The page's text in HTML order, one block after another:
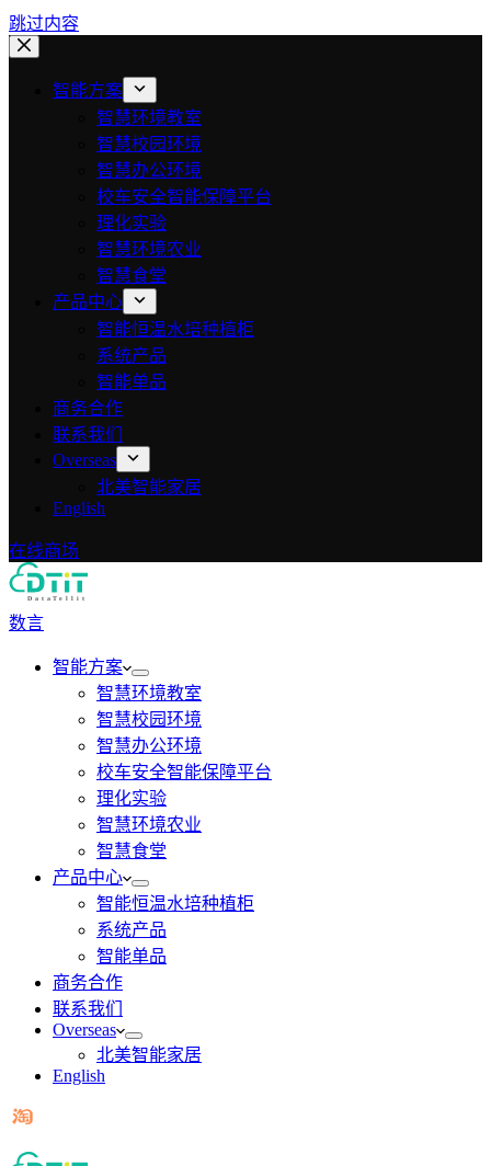
跳过内容
智能方案
智慧环境教室
智慧校园环境
智慧办公环境
校车安全智能保障平台
理化实验
智慧环境农业
智慧食堂
产品中心
智能恒温水培种植柜
系统产品
智能单品
商务合作
联系我们
Overseas
北美智能家居
English
在线商场
数言
智能方案
智慧环境教室
智慧校园环境
智慧办公环境
校车安全智能保障平台
理化实验
智慧环境农业
智慧食堂
产品中心
智能恒温水培种植柜
系统产品
智能单品
商务合作
联系我们
Overseas
北美智能家居
English